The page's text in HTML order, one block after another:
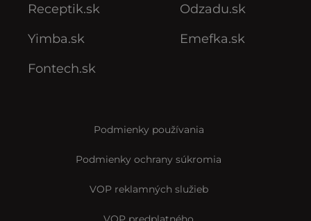
Receptik.sk
Yimba.sk
Fontech.sk
Odzadu.sk
Emefka.sk
Podmienky používania
Podmienky ochrany súkromia
VOP reklamných služieb